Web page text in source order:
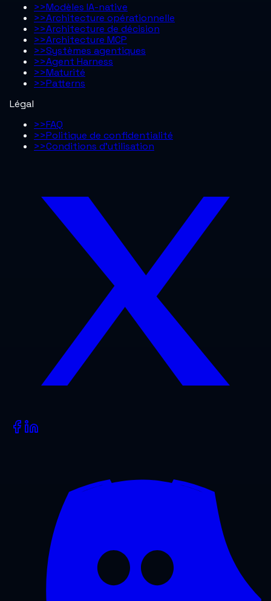
>>Modèles IA-native
>>Architecture opérationnelle
>>Architecture de décision
>>Architecture MCP
>>Systèmes agentiques
>>Agent Harness
>>Maturité
>>Patterns
Légal
>>FAQ
>>Politique de confidentialité
>>Conditions d’utilisation